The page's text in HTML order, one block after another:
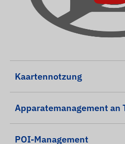
Kaartennotzung
Apparatemanagement an
POI-Management